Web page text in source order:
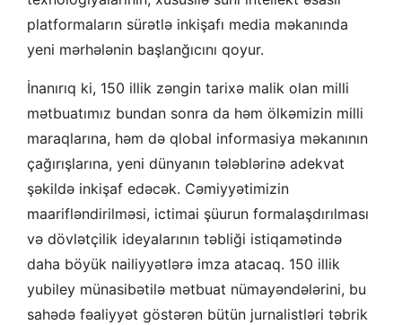
platformaların sürətlə inkişafı media məkanında
yeni mərhələnin başlanğıcını qoyur.
İnanırıq ki, 150 illik zəngin tarixə malik olan milli
mətbuatımız bundan sonra da həm ölkəmizin milli
maraqlarına, həm də qlobal informasiya məkanının
çağırışlarına, yeni dünyanın tələblərinə adekvat
şəkildə inkişaf edəcək. Cəmiyyətimizin
maarifləndirilməsi, ictimai şüurun formalaşdırılması
və dövlətçilik ideyalarının təbliği istiqamətində
daha böyük nailiyyətlərə imza atacaq. 150 illik
yubiley münasibətilə mətbuat nümayəndələrini, bu
sahədə fəaliyyət göstərən bütün jurnalistləri təbrik